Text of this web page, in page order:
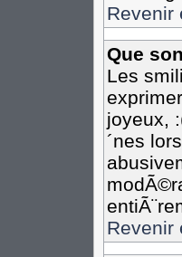
Revenir
Que
Les
joyeux,
´nes
Revenir